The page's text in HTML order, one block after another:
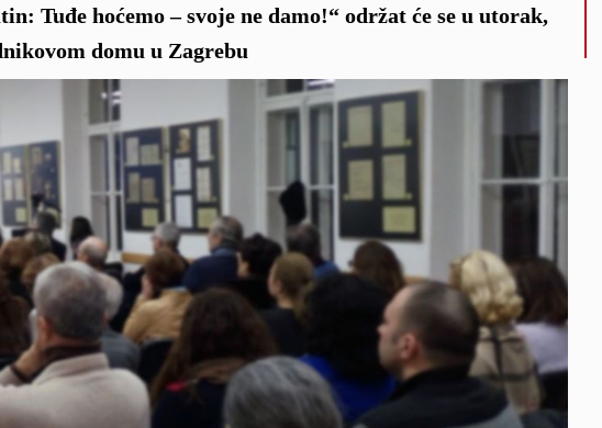
Tuđe hoćemo – svoje ne damo!“ održat će se u utorak,
domu u Zagrebu